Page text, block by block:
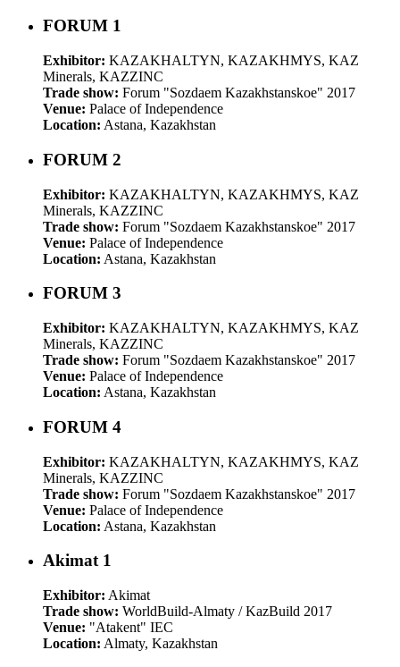
FORUM 1
Exhibitor: KAZAKHALTYN, KAZAKHMYS, KAZ
Minerals, KAZZINC
Trade show: Forum "Sozdaem Kazakhstanskoe" 2017
Venue: Palace of Independence
Location: Astana, Kazakhstan
FORUM 2
Exhibitor: KAZAKHALTYN, KAZAKHMYS, KAZ
Minerals, KAZZINC
Trade show: Forum "Sozdaem Kazakhstanskoe" 2017
Venue: Palace of Independence
Location: Astana, Kazakhstan
FORUM 3
Exhibitor: KAZAKHALTYN, KAZAKHMYS, KAZ
Minerals, KAZZINC
Trade show: Forum "Sozdaem Kazakhstanskoe" 2017
Venue: Palace of Independence
Location: Astana, Kazakhstan
FORUM 4
Exhibitor: KAZAKHALTYN, KAZAKHMYS, KAZ
Minerals, KAZZINC
Trade show: Forum "Sozdaem Kazakhstanskoe" 2017
Venue: Palace of Independence
Location: Astana, Kazakhstan
Akimat 1
Exhibitor: Akimat
Trade show: WorldBuild-Almaty / KazBuild 2017
Venue: "Atakent" IEC
Location: Almaty, Kazakhstan